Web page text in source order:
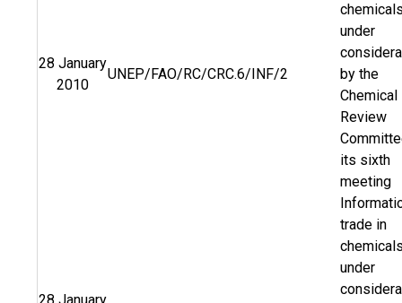
28 January
2010
UNEP/FAO/RC/CRC.6/INF/2
under
by the
Chemical
Review
its sixth
meeting
trade in
under